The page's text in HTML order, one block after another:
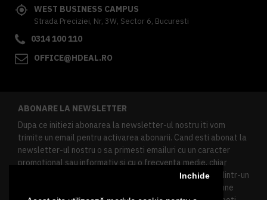
Inchide
WEST BUSINESS CAMPUS
Strada Preciziei, Nr, 3W, Sector 6, Bucuresti
0314 100 110
OFFICE@HDEAL.RO
ABONARE LA NEWSLETTER
Dupa ce initiezi abonarea la newsletter-ul nostru iti vom
trimite un email pentru activarea abonarii. Cand esti abonat la
newsletter-ul nostru o sa primesti emailuri cu un caracter
promotional sau informativ si cu o frecventa medie, chiar
redusa. Daca doresti sa te dezabonezi poti urma linkul dintr-un
newsletter primit, daca esti client inregistrat ai o sectiune